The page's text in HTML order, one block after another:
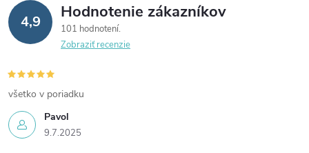
4,9 Hodnotenie zákazníkov
101 hodnotení
Zobraziť recenzie
Pavol
9.7.2025
všetko v poriadku